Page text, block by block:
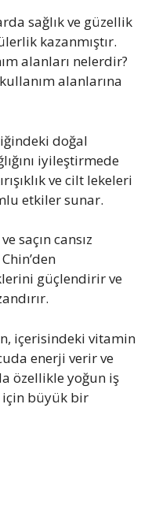
sağlık ve güzellik
kazanmıştır.
alanları nelerdir?
alanlarına
doğal
iyileştirmede
ve cilt lekeleri
etkiler sunar.
saçın cansız
güçlendirir ve
içerisindeki vitamin
enerji verir ve
özellikle yoğun iş
için büyük bir